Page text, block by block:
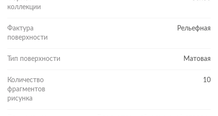
коллекции
Фактура
поверхности
Рельефная
Тип поверхности Матовая
Количество
фрагментов
рисунка
10